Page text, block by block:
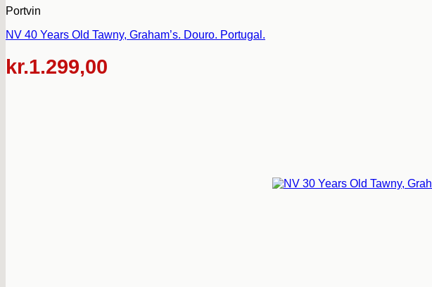
Portvin
NV 40 Years Old Tawny, Graham’s. Douro. Portugal.
kr.1.299,00